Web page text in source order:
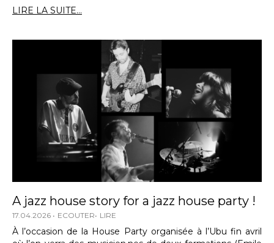
LIRE LA SUITE...
A jazz house story for a jazz house party !
17.04.2026 ECOUTER LIRE
À l’occasion de la House Party organisée à l’Ubu fin avril